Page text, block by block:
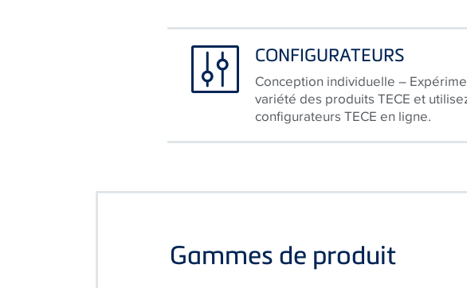
CONFIGURATEURS
Conception individuelle –
variété des produits TECE et utilisez
configurateurs TECE en ligne.